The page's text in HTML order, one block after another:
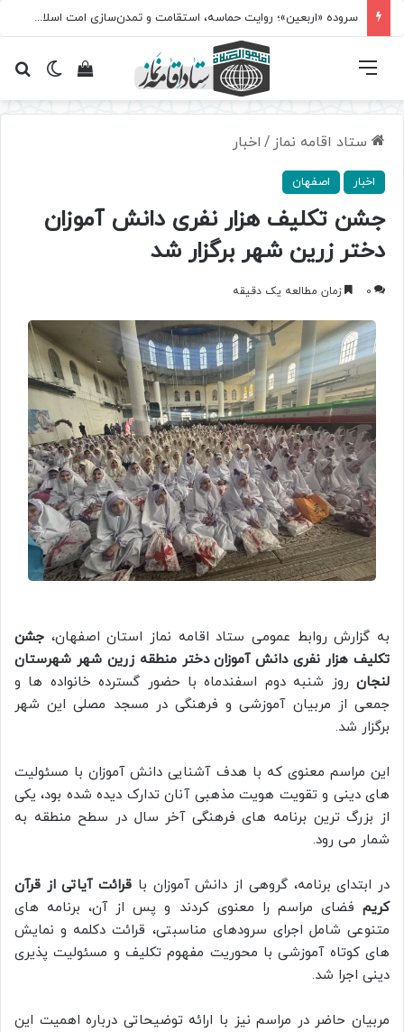
سروده‌ «اربعین»؛ روایت حماسه، استقامت و تمدن‌سازی امت اسلامی
تغییرمشاهده فهرست
ستاد اقامه نماز / اخبار
اخبار اصفهان
جشن تکلیف هزار نفری دانش آموزان
دختر زرین شهر برگزار شد
0 زمان مطالعه یک دقیقه
به گزارش روابط عمومی ستاد اقامه نماز استان اصفهان، جشن
تکلیف هزار نفری دانش آموزان دختر منطقه زرین شهر شهرستان
لنجان روز شنبه دوم اسفندماه با حضور گسترده خانواده ها و
جمعی از مربیان آموزشی و فرهنگی در مسجد مصلی این شهر
برگزار شد.
این مراسم معنوی که با هدف آشنایی دانش آموزان با مسئولیت
های دینی و تقویت هویت مذهبی آنان تدارک دیده شده بود، یکی
از بزرگ ترین برنامه های فرهنگی آخر سال در سطح منطقه به
شمار می رود.
در ابتدای برنامه، گروهی از دانش آموزان با قرائت آیاتی از قرآن
کریم فضای مراسم را معنوی کردند و پس از آن، برنامه های
متنوعی شامل اجرای سرودهای مناسبتی، قرائت دکلمه و نمایش
های کوتاه آموزشی با محوریت مفهوم تکلیف و مسئولیت پذیری
دینی اجرا شد.
مربیان حاضر در مراسم نیز با ارائه توضیحاتی درباره اهمیت این